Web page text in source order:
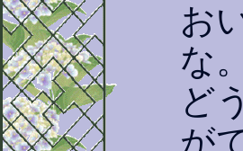
お
な
ど
が